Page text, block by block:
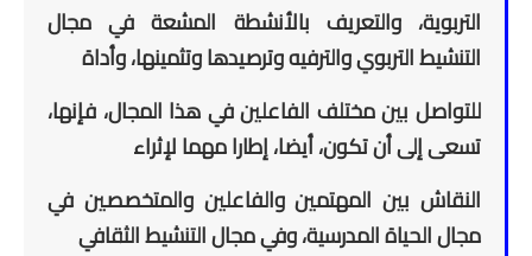
التربوية، والتعريف بالأنشطة المشعة في مجال
التنشيط التربوي والترفيه وترصيدها وتثمينها، وأداة
للتواصل بين مختلف الفاعلين في هذا المجال، فإنها،
تسعى إلى أن تكون، أيضا، إطارا مهما لإثراء
النقاش بين المهتمين والفاعلين والمتخصصين في
مجال الحياة المدرسية، وفي مجال التنشيط الثقافي